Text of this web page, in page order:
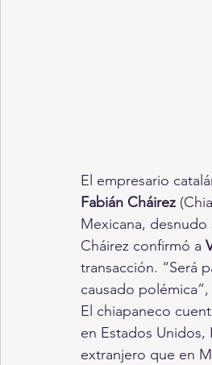
El empresario
Fabián Cháirez
Mexicana,
Cháirez confirmó a
transacción. “Será
causado
El chiapaneco
en Estados Unidos,
extranjero que en